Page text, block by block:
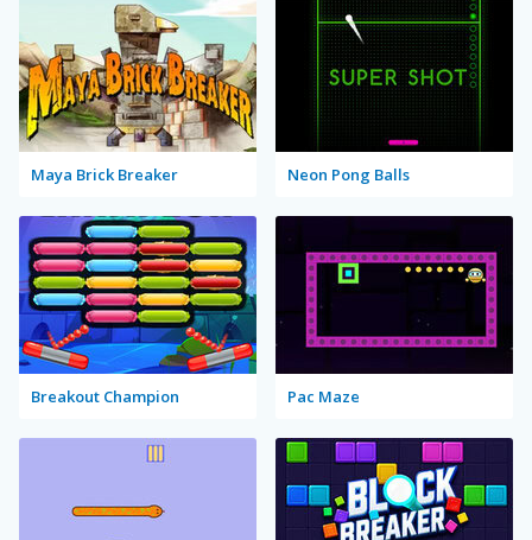
Maya Brick Breaker Neon Pong Balls
Breakout Champion Pac Maze